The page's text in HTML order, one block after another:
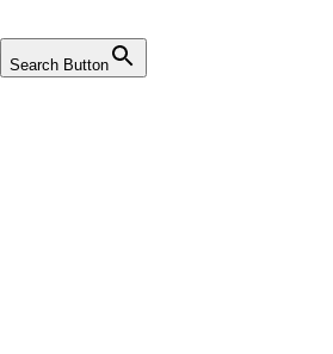
Search Button